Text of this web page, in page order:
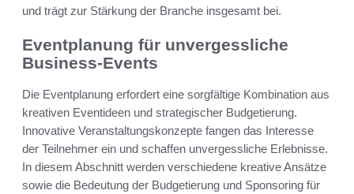
und trägt zur Stärkung der Branche insgesamt bei.
Eventplanung für unvergessliche
Business-Events
Die Eventplanung erfordert eine sorgfältige Kombination aus
kreativen Eventideen und strategischer Budgetierung.
Innovative Veranstaltungskonzepte fangen das Interesse
der Teilnehmer ein und schaffen unvergessliche Erlebnisse.
In diesem Abschnitt werden verschiedene kreative Ansätze
sowie die Bedeutung der Budgetierung und Sponsoring für